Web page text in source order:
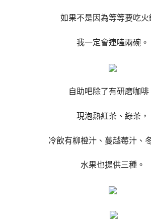
如果不是因為等等要吃火
我一定會連嗑兩碗。
自助吧除了有研磨咖啡
現泡熱紅茶、綠茶，
冷飲有柳橙汁、蔓越莓汁、
水果也提供三種。